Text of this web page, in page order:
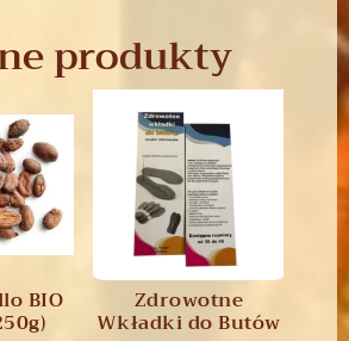
produkty
BIO Zdrowotne
Wkładki do Butów